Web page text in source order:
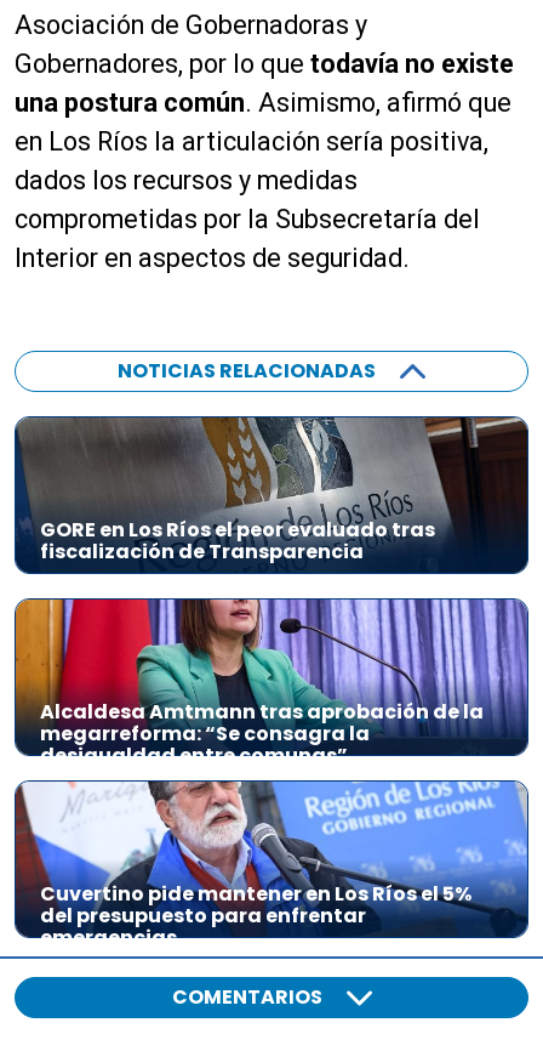
d
i
o
d
u
c
o
r
d
e
a
i
o
Asociación de Gobernadoras y
Gobernadores, por lo que todavía no existe
una postura común. Asimismo, afirmó que
en Los Ríos la articulación sería positiva,
dados los recursos y medidas
comprometidas por la Subsecretaría del
Interior en aspectos de seguridad.
NOTICIAS RELACIONADAS
GORE en Los Ríos el peor evaluado tras
fiscalización de Transparencia
Alcaldesa Amtmann tras aprobación de la
megarreforma: “Se consagra la
desigualdad entre comunas”
Cuvertino pide mantener en Los Ríos el 5%
del presupuesto para enfrentar
emergencias
COMENTARIOS